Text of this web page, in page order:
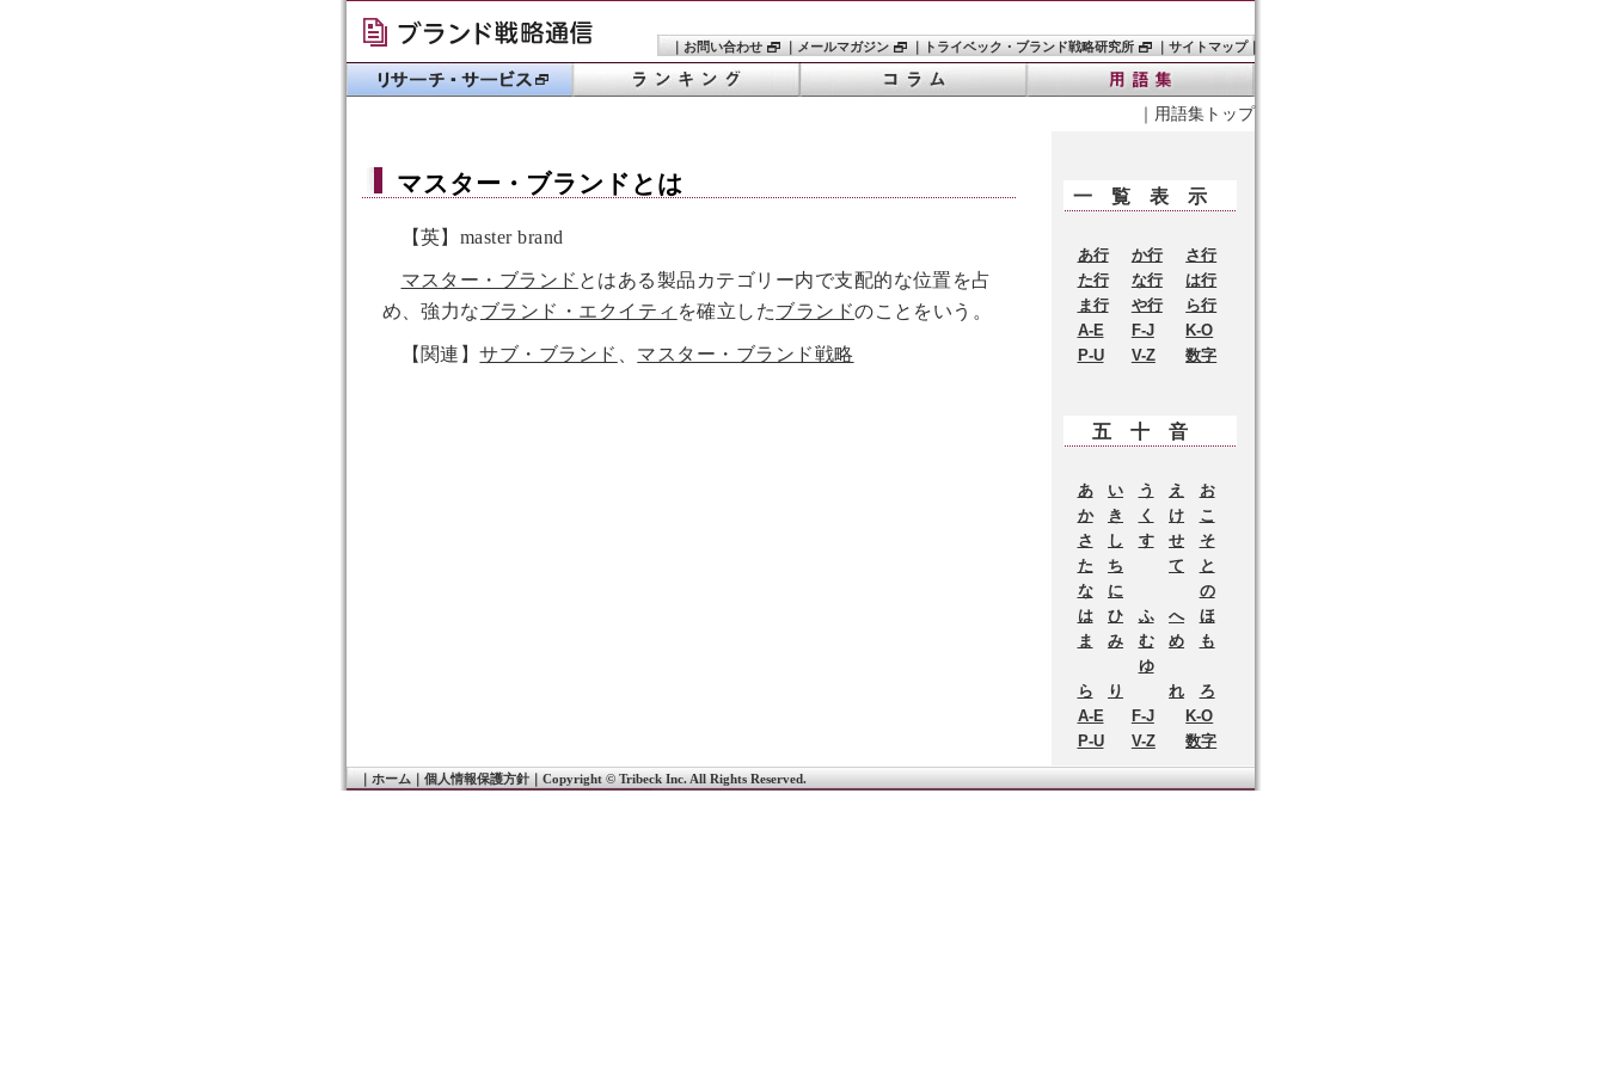
｜ お問い合わせ ｜ メールマガジン ｜ トライベック・ブランド戦略研究所 ｜ サイトマップ｜
｜ 用語集トップ
マスター・ブランド とは
【英】master brand
マスター・ブランド とはある製品カテゴリー内で支配的な位置を占
め、強力なブランド・エクイティ を確立したブランドのことをいう。
【関連】サブ・ブランド マスター・ブランド戦略
一覧表示
あ行 か行
さ行
た行
な行
は行
ま行
や行
ら行
A-E
F-J
K-O
P-U
V-Z 数字
五十音
あ い う え
お
か
き く け
こ
さ
し す せ
そ
た
ち て
と
な
に
の
は
ひ ふ へ
ほ
ま
み む め
も
ゆ
ら
り れ
ろ
A-E
F-J
K-O
P-U
V-Z 数字
ホーム｜ 個人情報保護方針｜ Copyright © Tribeck Inc. All Rights Reserved.